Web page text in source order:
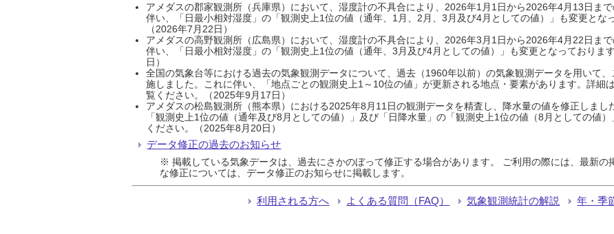
アメダスの郡家観測所（兵庫県）において、湿度計の不具合により、2026年1月1日から2026年4月13日ま
伴い、「日最小相対湿度」の「観測史上1位の値（通年、1月、2月、3月及び4月としての値）」も変更とな
（2026年7月22日）
アメダスの高野観測所（広島県）において、湿度計の不具合により、2026年3月1日から2026年4月22日ま
伴い、「日最小相対湿度」の「観測史上1位の値（通年、3月及び4月としての値）」も変更となっておりま
日）
全国の気象台等における過去の気象観測データについて、過去（1960年以前）の気象観測データを用いて
施しました。これに伴い、「地点ごとの観測史上1～10位の値」が更新される地点・要素があります。詳細
覧ください。（2025年9月17日）
アメダスの松島観測所（熊本県）における2025年8月11日の観測データを精査し、降水量の値を修正しま
「観測史上1位の値（通年及び8月としての値）」及び「日降水量」の「観測史上1位の値（8月としての値
ください。（2025年8月20日）
データ修正の過去のお知らせ
※ 掲載している気象データは、過去にさかのぼって修正する場合があります。 ご利用の際には、最新の
な修正については、データ修正のお知らせに掲載します。
利用される方へ よくある質問（FAQ） 気象観測統計の解説 年・季